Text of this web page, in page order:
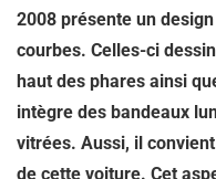
2008 présente un
courbes. Celles-ci
haut des phares ainsi
intègre des bandeaux
vitrées. Aussi, il
de cette voiture. Cet